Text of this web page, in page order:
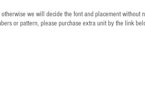
we will decide the font and placement without
or pattern, please purchase extra unit by the link